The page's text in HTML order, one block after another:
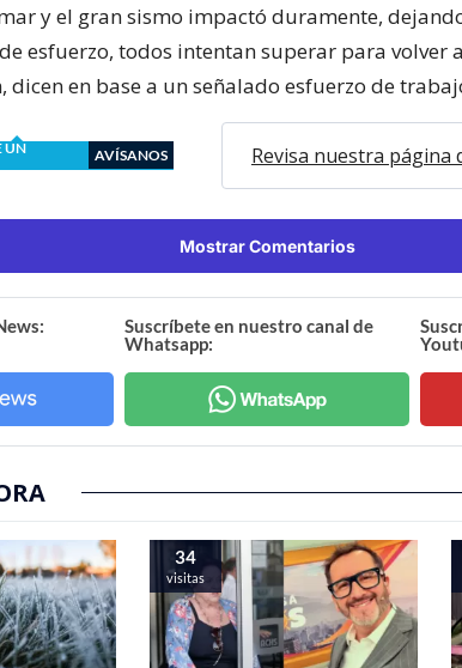
y el gran sismo impactó duramente,
esfuerzo, todos intentan superar para volver
dicen en base a un señalado esfuerzo de
UN
AVÍSANOS Revisa nuestra página
Mostrar Comentarios
Suscríbete en nuestro canal de
Whatsapp:
34
visitas